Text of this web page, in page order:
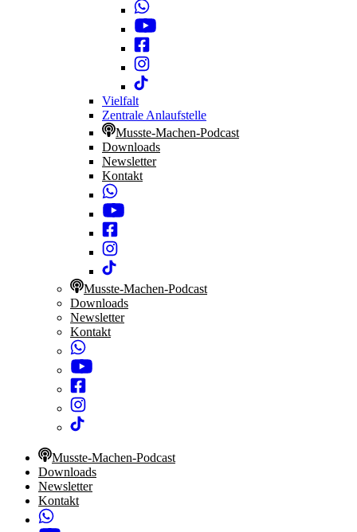
Vielfalt
Zentrale Anlaufstelle
Musste-Machen-Podcast
Downloads
Newsletter
Kontakt
Musste-Machen-Podcast
Downloads
Newsletter
Kontakt
Musste-Machen-Podcast
Downloads
Newsletter
Kontakt